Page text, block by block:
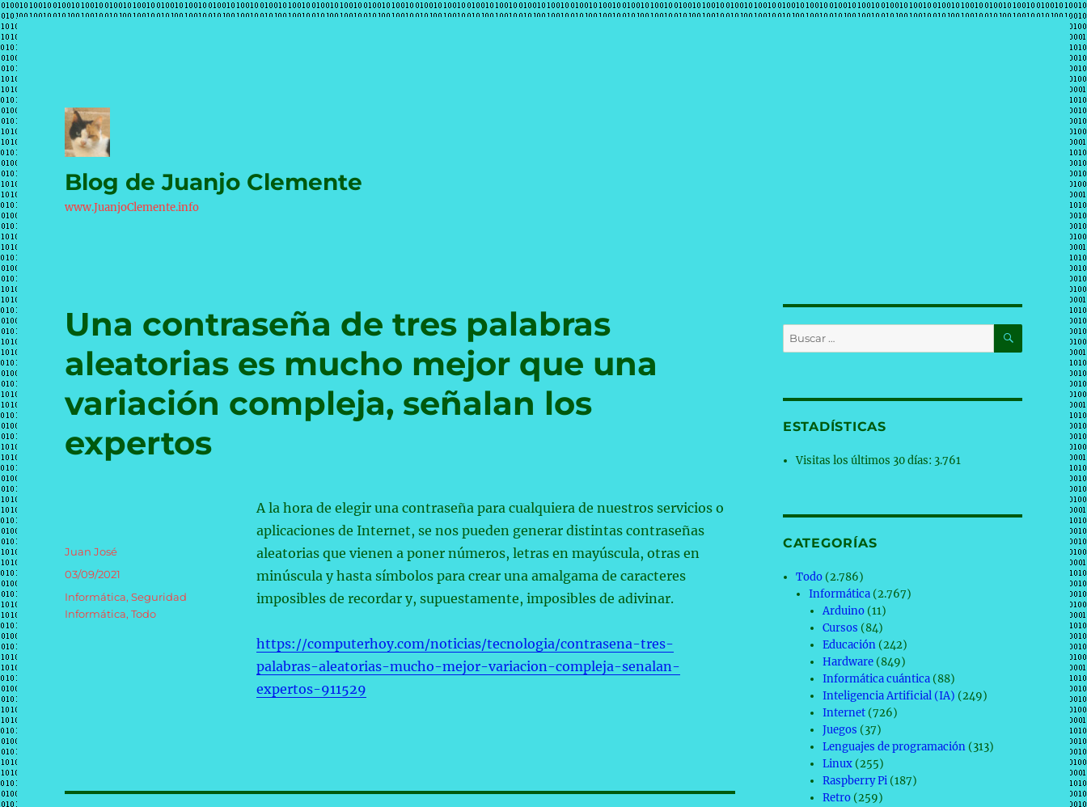
Blog de Juanjo Clemente
www.JuanjoClemente.info
Una contraseña de tres palabras
aleatorias es mucho mejor que una
variación compleja, señalan los
expertos
A la hora de elegir una contraseña para cualquiera de nuestros servicios o
aplicaciones de Internet, se nos pueden generar distintas contraseñas
aleatorias que vienen a poner números, letras en mayúscula, otras en
minúscula y hasta símbolos para crear una amalgama de caracteres
imposibles de recordar y, supuestamente, imposibles de adivinar.
https://computerhoy.com/noticias/tecnologia/contrasena-tres-
palabras-aleatorias-mucho-mejor-variacion-compleja-senalan-
expertos-911529
Autor
Juan José
Publicado
03/09/2021
Categorías
Informática,Seguridad
Informática,Todo
Buscar
por:
BUSCAR
ESTADÍSTICAS
Visitas los últimos 30 días: 3.761
CATEGORÍAS
Todo (2.786)
Informática (2.767)
Arduino(11)
Cursos (84)
Educación(242)
Hardware(849)
Informática cuántica(88)
Inteligencia Artificial (IA) (249)
Internet(726)
Juegos (37)
Lenguajes de programación(313)
Linux(255)
Raspberry Pi(187)
Retro(259)